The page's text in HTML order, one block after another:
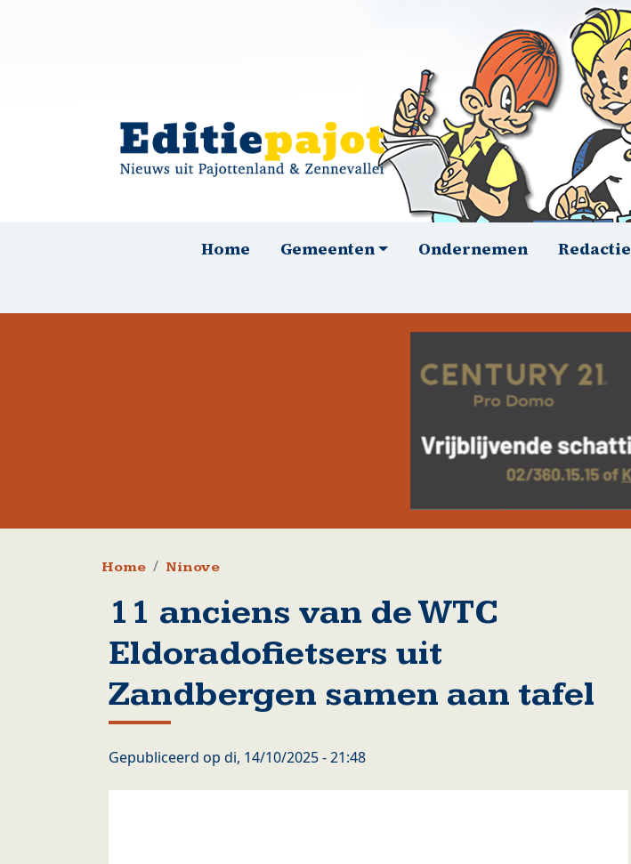
HoofdnavigatieHome Gemeenten Ondernemen Redactie
Kruimelpad
Home Ninove
11 anciens van de WTC
Eldoradofietsers uit
Zandbergen samen aan tafel
Gepubliceerd op di, 14/10/2025 - 21:48